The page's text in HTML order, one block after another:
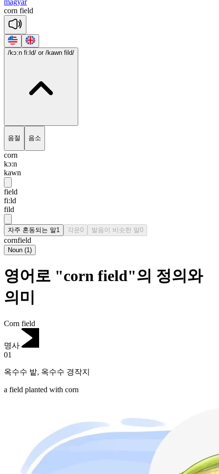
magyar
corn field
/kɔ:n fi:ld/ or /kawn fild/
음절 음소
corn
kɔ:n
kawn
field
fi:ld
fild
자주 혼동되는 말1 각운0 발음이 비슷한 말0
cornfield
Noun (1)
영어로 "corn field"의 정의와
의미
Corn field
명사
01
옥수수 밭, 옥수수 경작지
a field planted with corn